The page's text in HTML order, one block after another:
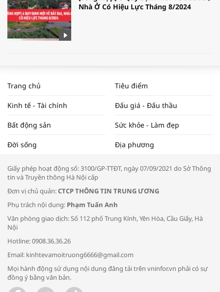
Nhà Ở Có Hiệu Lực Tháng 8/2024
NAM NĂM 2024 VÀ NĂM 2025 | NHỊP
ĐẬP THỊ TRƯỜNG #62
Tọa đàm “Xúc tiến thương mại: Khơi
Bác sĩ tư vấn cách phòng tránh bệnh
đường hô hấp trong thời tiết giao mùa
Trao yêu thương cho em
Trang chủ Tiêu điểm
Kinh tế - Tài chính Đấu giá - Đấu thầu
Bất động sản Sức khỏe - Làm đẹp
Đời sống Địa phương
Giấy phép hoạt động số: 3100/GP-TTĐT, ngày 07/09/2021 do Sở Thông
tin và Truyền thông Hà Nội cấp
Đơn vị chủ quản:CTCP THÔNG TIN TRUNG ƯƠNG
Phụ trách nội dung: Phạm Tuấn Anh
Văn phòng giao dịch: Số 112 phố Trung Kính, Yên Hòa, Cầu Giấy, Hà
Nội
Hotline: 0908.36.36.26
Email: kinhtevamoitruong6666@gmail.com
Mọi hành động sử dụng nội dung đăng tải trên vninfor.vn phải có sự
đồng ý bằng văn bản.